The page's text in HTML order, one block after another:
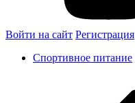
Войти на сайт Регистрация
Спортивное питание